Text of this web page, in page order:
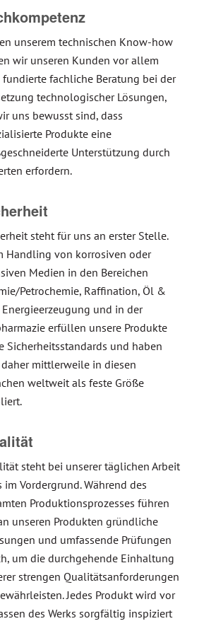
unserem technischen Know-how
wir unseren Kunden vor allem
fundierte fachliche Beratung bei der
technologischer Lösungen,
uns bewusst sind, dass
Produkte eine
Unterstützung durch
erfordern.
steht für uns an erster Stelle.
Handling von korrosiven oder
Medien in den Bereichen
Petrochemie, Raffination, Öl &
Energieerzeugung und in der
erfüllen unsere Produkte
Sicherheitsstandards und haben
daher mittlerweile in diesen
weltweit als feste Größe
steht bei unserer täglichen Arbeit
im Vordergrund. Während des
Produktionsprozesses führen
unseren Produkten gründliche
und umfassende Prüfungen
um die durchgehende Einhaltung
strengen Qualitätsanforderungen
Jedes Produkt wird vor
des Werks sorgfältig inspiziert